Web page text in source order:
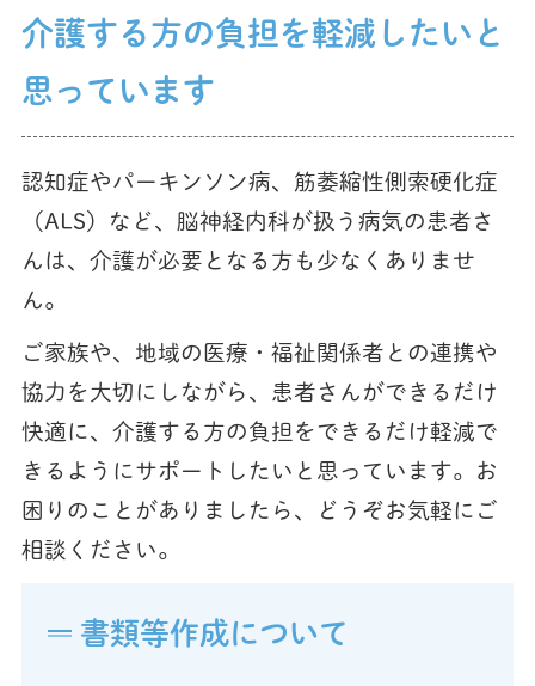
介護する方の負担を軽減したいと
思っています
認知症やパーキンソン病、筋萎縮性側索硬化症
（ALS）など、脳神経内科が扱う病気の患者さ
んは、介護が必要となる方も少なくありませ
ん。
ご家族や、地域の医療・福祉関係者との連携や
協力を大切にしながら、患者さんができるだけ
快適に、介護する方の負担をできるだけ軽減で
きるようにサポートしたいと思っています。お
困りのことがありましたら、どうぞお気軽にご
相談ください。
書類等作成について